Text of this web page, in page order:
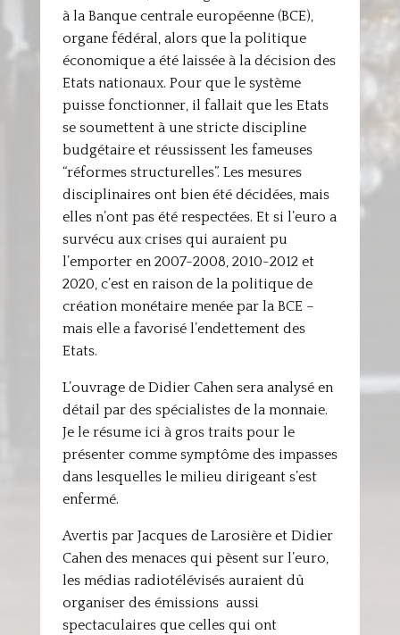
à la Banque centrale européenne (BCE),
organe fédéral, alors que la politique
économique a été laissée à la décision des
Etats nationaux. Pour que le système
puisse fonctionner, il fallait que les Etats
se soumettent à une stricte discipline
budgétaire et réussissent les fameuses
“réformes structurelles”. Les mesures
disciplinaires ont bien été décidées, mais
elles n’ont pas été respectées. Et si l’euro a
survécu aux crises qui auraient pu
l’emporter en 2007-2008, 2010-2012 et
2020, c’est en raison de la politique de
création monétaire menée par la BCE –
mais elle a favorisé l’endettement des
Etats.
L’ouvrage de Didier Cahen sera analysé en
détail par des spécialistes de la monnaie.
Je le résume ici à gros traits pour le
présenter comme symptôme des impasses
dans lesquelles le milieu dirigeant s’est
enfermé.
Avertis par Jacques de Larosière et Didier
Cahen des menaces qui pèsent sur l’euro,
les médias radiotélévisés auraient dû
organiser des émissions aussi
spectaculaires que celles qui ont